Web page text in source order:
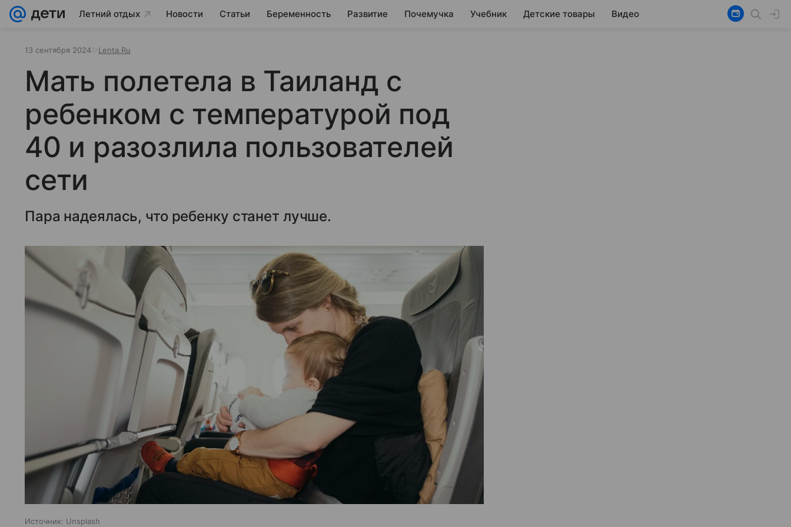
Летний отдых Новости Статьи Беременность Развитие Почемучка Учебник Детские товары Видео
13 сентября 2024 Lenta.Ru
Мать полетела в Таиланд с
ребенком с температурой под
40 и разозлила пользователей
сети
Пара надеялась, что ребенку станет лучше.
Источник: Unsplash